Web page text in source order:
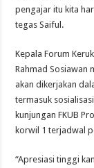
pengajar itu kita
tegas Saiful.
Kepala Forum
Rahmad Sosiawan
akan dikerjakan
termasuk
kunjungan FKUB
korwil 1 terjadwal
“Apresiasi tinggi